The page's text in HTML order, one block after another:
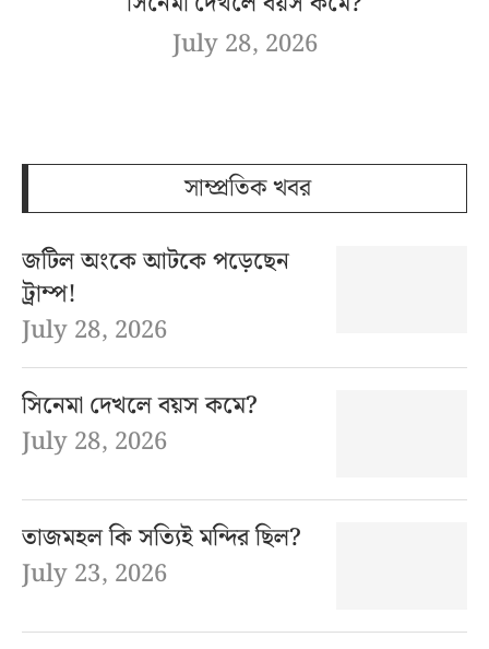
July 28, 2026
সাম্প্রতিক খবর
জটিল অংকে আটকে পড়েছেন
ট্রাম্প!
July 28, 2026
সিনেমা দেখলে বয়স কমে?
July 28, 2026
তাজমহল কি সত্যিই মন্দির ছিল?
July 23, 2026